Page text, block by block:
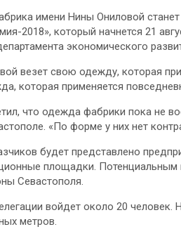
имени Нины Ониловой
2018», который начнется 21
экономического
везет свою одежду, которая
которая применяется
что одежда фабрики пока не
«По форме у них нет
будет представлено
площадки. Потенциальным
Севастополя.
войдет около 20
метров.